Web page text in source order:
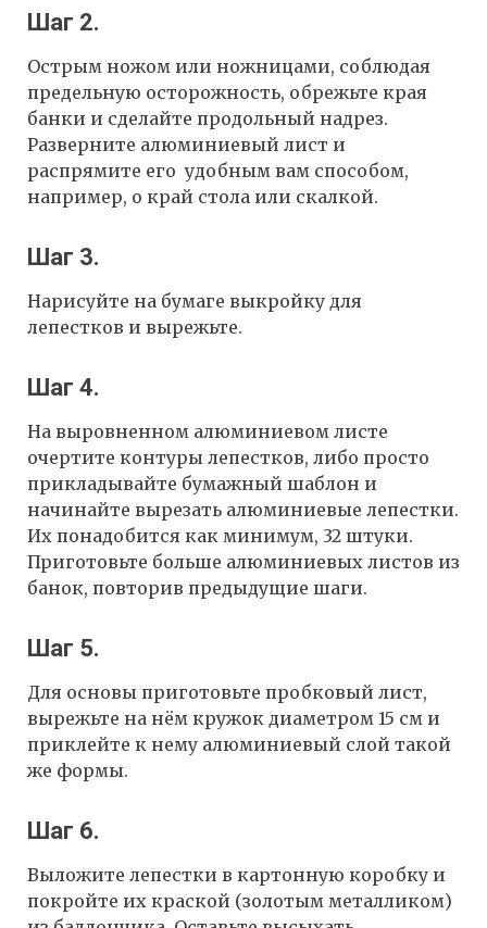
Шаг 2.
Острым ножом или ножницами, соблюдая
предельную осторожность, обрежьте края
банки и сделайте продольный надрез.
Разверните алюминиевый лист и
распрямите его удобным вам способом,
например, о край стола или скалкой.
Шаг 3.
Нарисуйте на бумаге выкройку для
лепестков и вырежьте.
Шаг 4.
На выровненном алюминиевом листе
очертите контуры лепестков, либо просто
прикладывайте бумажный шаблон и
начинайте вырезать алюминиевые лепестки.
Их понадобится как минимум, 32 штуки.
Приготовьте больше алюминиевых листов из
банок, повторив предыдущие шаги.
Шаг 5.
Для основы приготовьте пробковый лист,
вырежьте на нём кружок диаметром 15 см и
приклейте к нему алюминиевый слой такой
же формы.
Шаг 6.
Выложите лепестки в картонную коробку и
покройте их краской (золотым металликом)